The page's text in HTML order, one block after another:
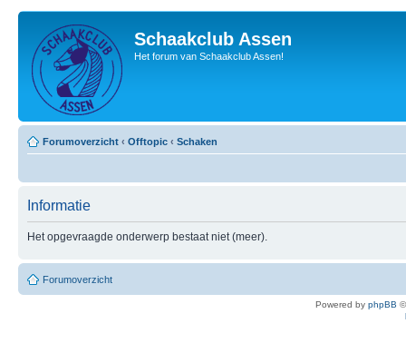
Schaakclub Assen
Het forum van Schaakclub Assen!
Forumoverzicht ‹ Offtopic ‹ Schaken
Informatie
Het opgevraagde onderwerp bestaat niet (meer).
Forumoverzicht
Powered by phpBB